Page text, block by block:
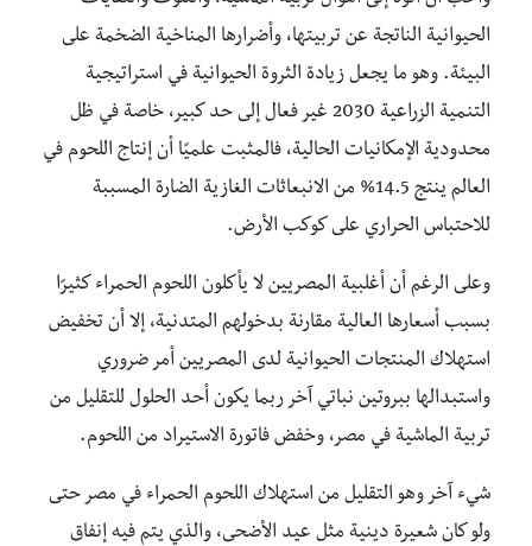
الحيوانية الناتجة عن تربيتها، وأضرارها المناخية الضخمة على
البيئة. وهو ما يجعل زيادة الثروة الحيوانية في استراتيجية
التنمية الزراعية 2030 غير فعال إلى حد كبير، خاصة في ظل
محدودية الإمكانيات الحالية، فالمثبت علميًا أن إنتاج اللحوم في
العالم ينتج 14.5% من الانبعاثات الغازية الضارة المسببة
للاحتباس الحراري على كوكب الأرض.
وعلى الرغم أن أغلبية المصريين لا يأكلون اللحوم الحمراء كثيرًا
بسبب أسعارها العالية مقارنة بدخولهم المتدنية، إلا أن تخفيض
استهلاك المنتجات الحيوانية لدى المصريين أمر ضروري
واستبدالها ببروتين نباتي آخر ربما يكون أحد الحلول للتقليل من
تربية الماشية في مصر، وخفض فاتورة الاستيراد من اللحوم.
شيء آخر وهو التقليل من استهلاك اللحوم الحمراء في مصر حتى
ولو كان شعيرة دينية مثل عيد الأضحى، والذي يتم فيه إنفاق